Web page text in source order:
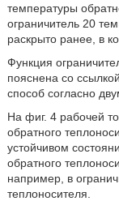
температуры
ограничитель 20
раскрыто ранее, в
Функция
пояснена со
способ согласно
На фиг. 4 рабочей
обратного
устойчивом
обратного
например, в
теплоносителя.